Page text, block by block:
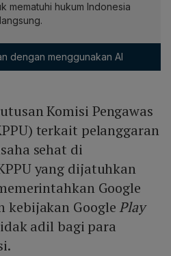
mematuhi hukum Indonesia
dengan menggunakan AI
Komisi Pengawas
terkait pelanggaran
sehat di
yang dijatuhkan
Google
kebijakan Google Play
adil bagi para